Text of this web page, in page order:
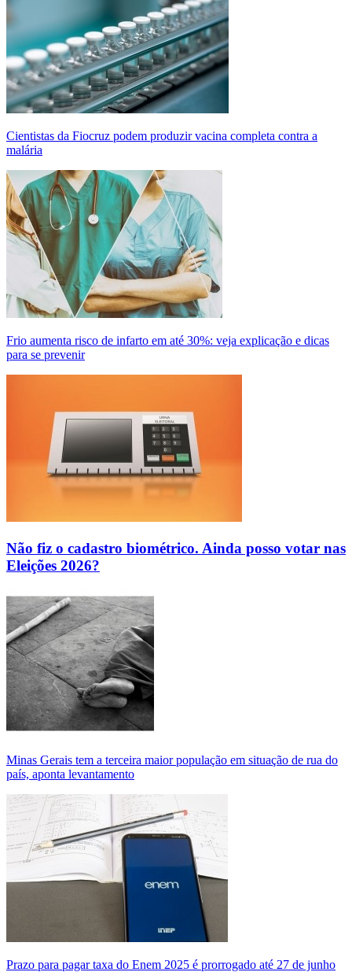
Cientistas da Fiocruz podem produzir vacina completa contra a
malária
Frio aumenta risco de infarto em até 30%: veja explicação e dicas
para se prevenir
Não fiz o cadastro biométrico. Ainda posso votar nas
Eleições 2026?
Minas Gerais tem a terceira maior população em situação de rua do
país, aponta levantamento
Prazo para pagar taxa do Enem 2025 é prorrogado até 27 de junho